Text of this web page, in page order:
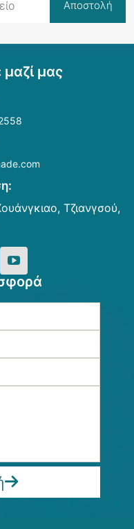
μας
Τζιανγσού,